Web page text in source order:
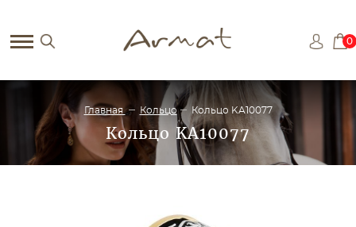
0
Главная Кольцо Кольцо KA10077
Кольцо KA10077